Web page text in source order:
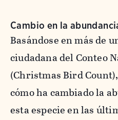
Cambio en la
Basándose en más de
ciudadana del Conteo
(Christmas Bird
cómo ha cambiado la
esta especie en las